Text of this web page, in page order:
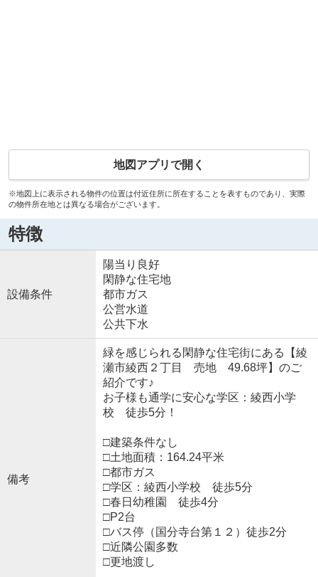
地図アプリで開く
※地図上に表示される物件の位置は付近住所に所在することを表すものであり、実際
の物件所在地とは異なる場合がございます。
特徴
設備条件
陽当り良好
閑静な住宅地
都市ガス
公営水道
公共下水
備考
緑を感じられる閑静な住宅街にある【綾
瀬市綾西２丁目 売地 49.68坪】のご
紹介です♪
お子様も通学に安心な学区：綾西小学
校 徒歩5分！
□建築条件なし
□土地面積：164.24平米
□都市ガス
□学区：綾西小学校 徒歩5分
□春日幼稚園 徒歩4分
□P2台
□バス停（国分寺台第１２）徒歩2分
□近隣公園多数
□更地渡し